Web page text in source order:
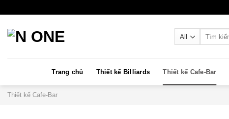
content
Trang chủ Thiết kế Billiards Thiết kế Cafe-Bar
Thiết kế Cafe-Bar